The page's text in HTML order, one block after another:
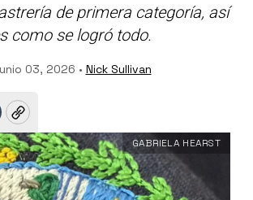
de primera categoría, así
como se logró todo.
03, 2026 • Nick Sullivan
Copy
GABRIELA HEARST